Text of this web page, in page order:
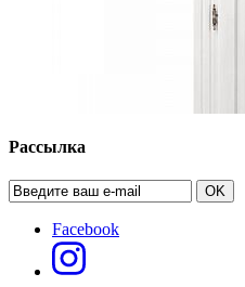
Рассылка
OK
Facebook